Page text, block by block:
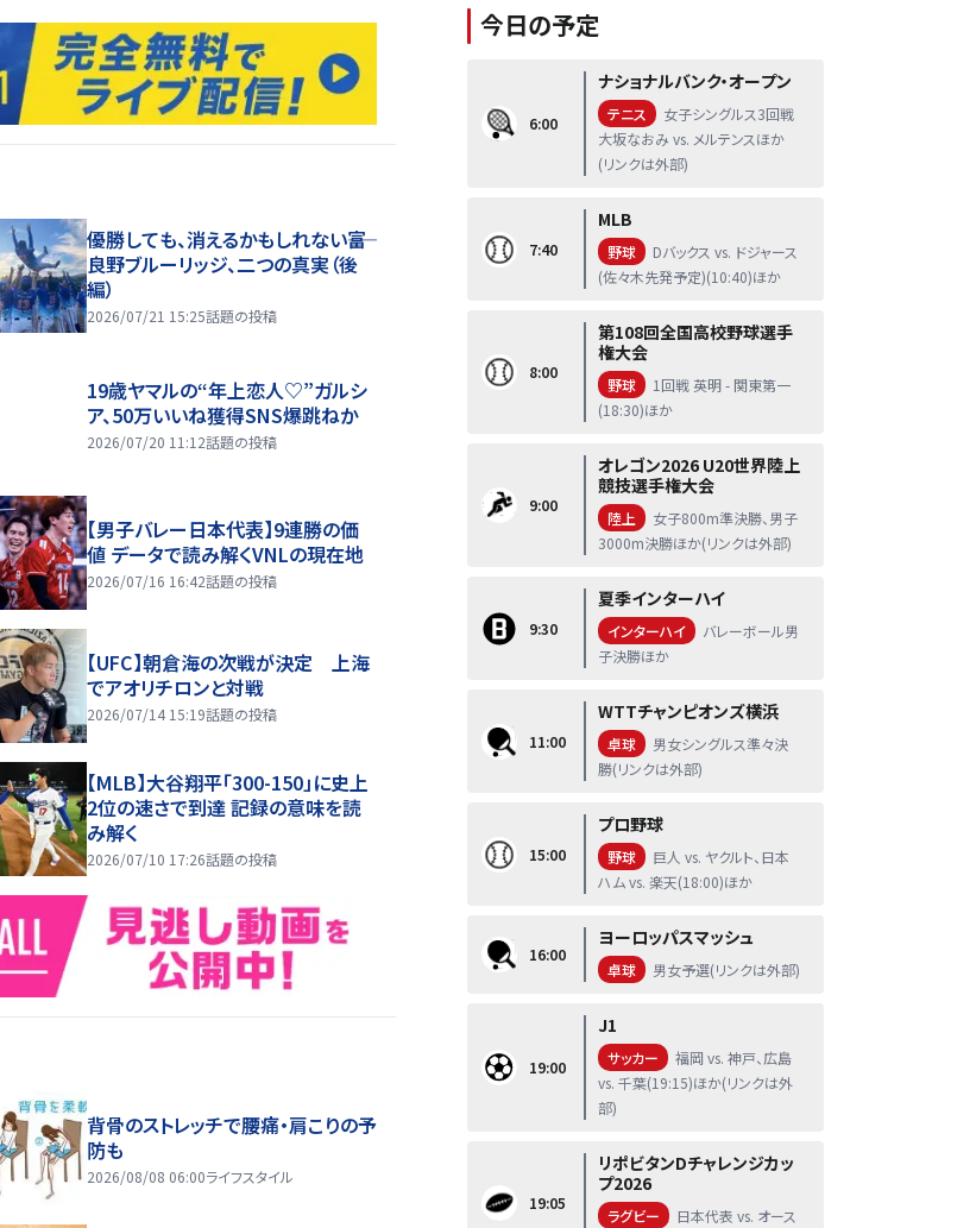
優勝しても、消えるかもしれない――富
良野ブルーリッジ、二つの真実（後
編）
2026/07/21 15:25話題の投稿
19歳ヤマルの“年上恋人♡”ガルシ
ア、50万いいね獲得SNS爆跳ねか
2026/07/20 11:12話題の投稿
【男子バレー日本代表】9連勝の価
値 データで読み解くVNLの現在地
2026/07/16 16:42話題の投稿
【UFC】朝倉海の次戦が決定 上海
でアオリチロンと対戦
2026/07/14 15:19話題の投稿
【MLB】大谷翔平「300-150」に史上
2位の速さで到達 記録の意味を読
み解く
2026/07/10 17:26話題の投稿
背骨のストレッチで腰痛・肩こりの予
防も
2026/08/08 06:00ライフスタイル
今日の予定
6:00
ナショナルバンク・オープン
テニス
女子シングルス3回戦
大坂なおみ vs. メルテンスほか
(リンクは外部)
7:40
MLB
野球
Dバックス vs. ドジャース
(佐々木先発予定)(10:40)ほか
8:00
第108回全国高校野球選手
権大会
野球
1回戦 英明 - 関東第一
(18:30)ほか
9:00
オレゴン2026 U20世界陸上
競技選手権大会
陸上
女子800m準決勝、男子
3000m決勝ほか(リンクは外部)
9:30
夏季インターハイ
インターハイ
バレーボール男
子決勝ほか
11:00
WTTチャンピオンズ横浜
卓球
男女シングルス準々決
勝(リンクは外部)
15:00
プロ野球
野球
巨人 vs. ヤクルト、日本
ハム vs. 楽天(18:00)ほか
16:00
ヨーロッパスマッシュ
卓球 男女予選(リンクは外部)
19:00
J1
サッカー
福岡 vs. 神戸、広島
vs. 千葉(19:15)ほか(リンクは外
部)
19:05
リポビタンDチャレンジカッ
プ2026
ラグビー
日本代表 vs. オース